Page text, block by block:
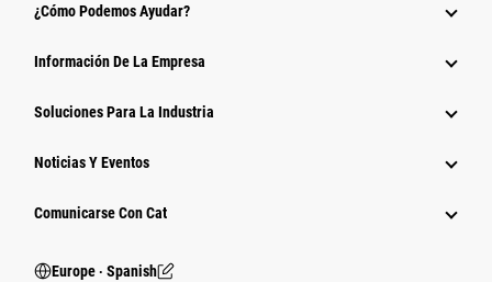
¿Cómo Podemos Ayudar?
Información De La Empresa
Soluciones Para La Industria
Noticias Y Eventos
Comunicarse Con Cat
Europe ‧ Spanish